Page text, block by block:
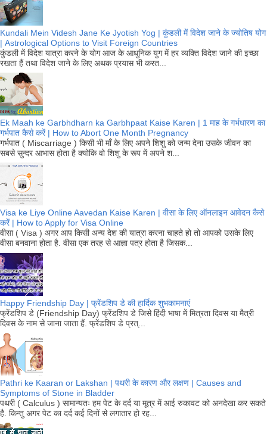
Kundali Mein Videsh Jane Ke Jyotish Yog | कुंडली में विदेश जाने के ज्योतिष योग
| Astrological Options to Visit Foreign Countries
कुंडली में विदेश यात्रा करने के योग आज के आधुनिक युग में हर व्यक्ति विदेश जाने की इच्छा
रखता हैं तथा विदेश जाने के लिए अथक प्रयास भी करत...
Ek Maah ke Garbhdharn ka Garbhpaat Kaise Karen | 1 माह के गर्भधारण का
गर्भपात कैसे करें | How to Abort One Month Pregnancy
गर्भपात ( Miscarriage ) किसी भी माँ के लिए अपने शिशु को जन्म देना उसके जीवन का
सबसे सुन्दर आभास होता है क्योकि वो शिशु के रूप में अपने श...
Visa ke Liye Online Aavedan Kaise Karen | वीसा के लिए ऑनलाइन आवेदन कैसे
करें | How to Apply for Visa Online
वीसा ( Visa ) अगर आप किसी अन्य देश की यात्रा करना चाहते हो तो आपको उसके लिए
वीसा बनवाना होता है. वीसा एक तरह से आज्ञा पत्र होता है जिसक...
Happy Friendship Day | फ्रेंडशिप डे की हार्दिक शुभकामनाएं
फ्रेंडशिप डे (Friendship Day) फ्रेंडशिप डे जिसे हिंदी भाषा में मित्रता दिवस या मैत्री
दिवस के नाम से जाना जाता हैं. फ्रेंडशिप डे प्रत्...
Pathri ke Kaaran or Lakshan | पथरी के कारण और लक्षण | Causes and
Symptoms of Stone in Bladder
पथरी ( Calculus ) सामान्यतः हम पेट के दर्द या मूत्र में आई रुकावट को अनदेखा कर सकते
है. किन्तु अगर पेट का दर्द कई दिनों से लगातार हो रह...